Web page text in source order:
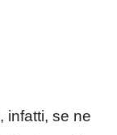
, infatti, se ne